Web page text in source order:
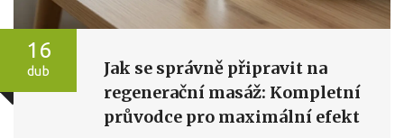
16
dub
Jak se správně připravit na
regenerační masáž: Kompletní
průvodce pro maximální efekt